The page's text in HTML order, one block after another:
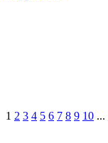
1 2 3 4 5 6 7 8 9 10 ...